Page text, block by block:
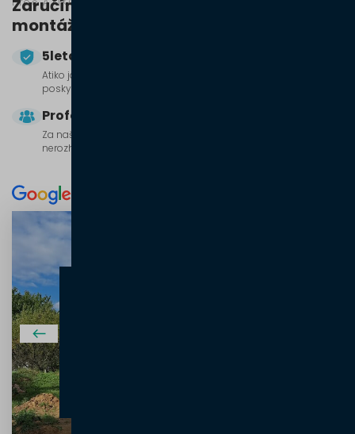
Zaručíme
montáž
5letá záruka
Atiko jako záruka kvality. I proto našim zákazníkům
poskytujeme pětiletou záruku.
Profesionální tým
Za našimi výsledky stojí jeden pevný tým, který jen tak něco
nerozhodí.